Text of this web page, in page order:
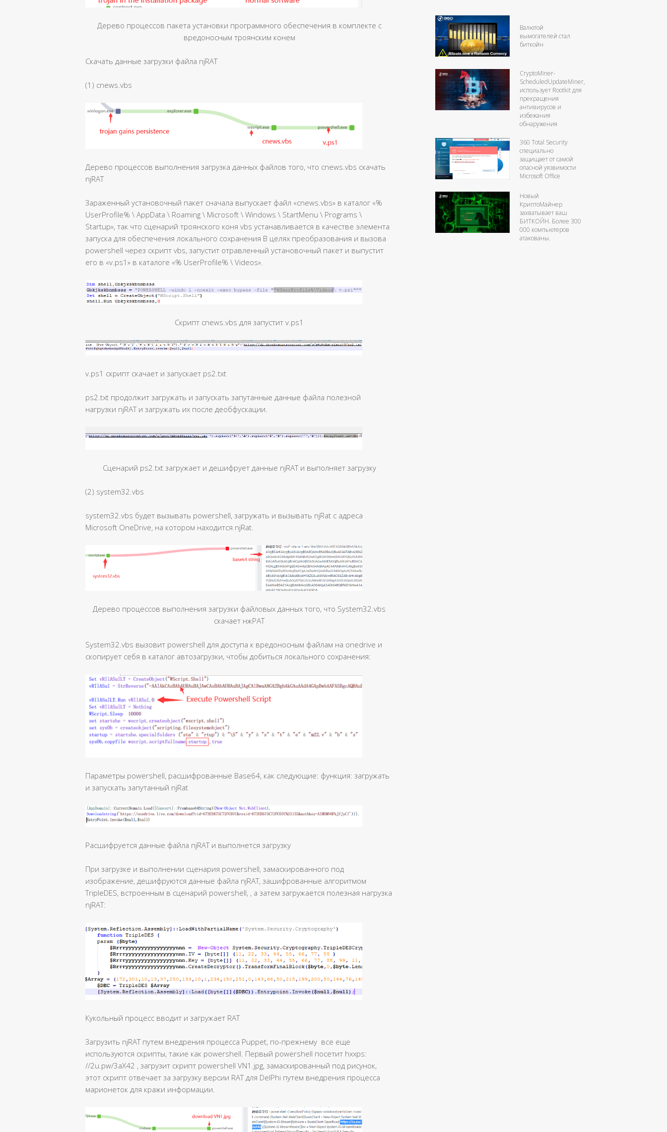
Дерево процессов пакета установки программного обеспечения в комплекте с
вредоносным троянским конем
Скачать данные загрузки файла njRAT
(1) cnews.vbs
Дерево процессов выполнения загрузка данных файлов того, что cnews.vbs скачать
njRAT
Зараженный установочный пакет сначала выпускает файл «cnews.vbs» в каталог «%
UserProfile% \ AppData \ Roaming \ Microsoft \ Windows \ StartMenu \ Programs \
Startup», так что сценарий троянского коня vbs устанавливается в качестве элемента
запуска для обеспечения локального сохранения В целях преобразования и вызова
powershell через скрипт vbs, запустит отравленный установочный пакет и выпустит
его в «v.ps1» в каталоге «% UserProfile% \ Videos».
Скрипт cnews.vbs для запустит v.ps1
v.ps1 скрипт скачает и запускает ps2.txt
ps2.txt продолжит загружать и запускать запутанные данные файла полезной
нагрузки njRAT и загружать их после деобфускации.
Сценарий ps2.txt загружает и дешифрует данные njRAT и выполняет загрузку
(2) system32.vbs
system32.vbs будет вызывать powershell, загружать и вызывать njRat с адреса
Microsoft OneDrive, на котором находится njRat.
Дерево процессов выполнения загрузки файловых данных того, что System32.vbs
скачает нжРАТ
System32.vbs вызовит powershell для доступа к вредоносным файлам на onedrive и
скопирует себя в каталог автозагрузки, чтобы добиться локального сохранения:
Параметры powershell, расшифрованные Base64, как следующие: функция: загружать
и запускать запутанный njRat
Расшифруется данные файла njRAT и выполнется загрузку
При загрузке и выполнении сценария powershell, замаскированного под
изображение, дешифруются данные файла njRAT, зашифрованные алгоритмом
TripleDES, встроенным в сценарий powershell, , а затем загружается полезная нагрузка
njRAT:
Кукольный процесс вводит и загружает RAT
Загрузить njRAT путем внедрения процесса Puppet, по-прежнему все еще
используются скрипты, такие как powershell. Первый powershell посетит hxxps:
//2u.pw/3aX42 , загрузит скрипт powershell VN1.jpg, замаскированный под рисунок,
этот скрипт отвечает за загрузку версии RAT для DelPhi путем внедрения процесса
марионеток для кражи информации.
Валютой
вымогателей стал
биткойн
CryptoMiner-
ScheduledUpdateMiner,
использует Rootkit для
прекращения
антивирусов и
избежания
обнаружения
360 Total Security
специально
защищает от самой
опасной уязвимости
Microsoft Office
Новый
КриптоМайнер
захватывает ваш
БИТКОЙН. Более 300
000 компьютеров
атакованы.